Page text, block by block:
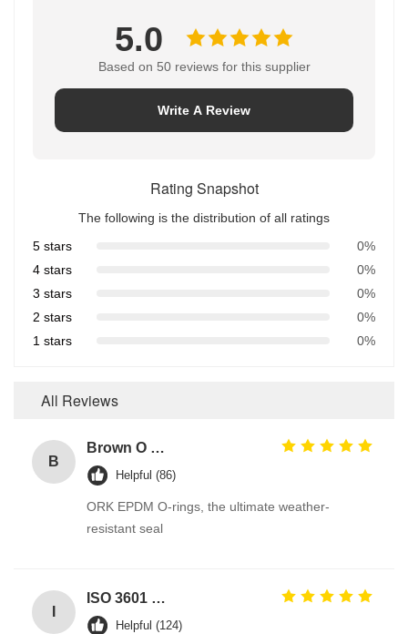
5.0
Based on 50 reviews for this supplier
Write A Review
Rating Snapshot
The following is the distribution of all ratings
5 stars
0%
4 stars
0%
3 stars
0%
2 stars
0%
1 stars
0%
All Reviews
B
Brown O Ring epdm Durable Material For Automotive Efficiency And Performance
Helpful (86)
ORK EPDM O-rings, the ultimate weather-
resistant seal
ISO 3601 Excellent Weathering Resistance EPDM Rubber O Rings Seals for Industrial Applications
Helpful (124)